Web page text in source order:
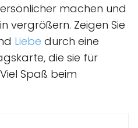
machen und
vergrößern. Zeigen Sie
Liebe durch eine
die sie für
Spaß beim